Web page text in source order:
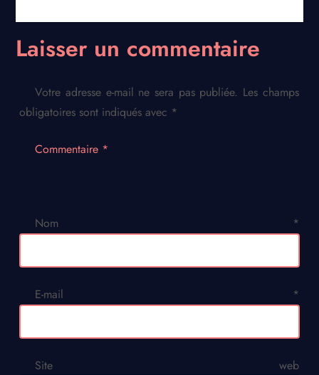
Laisser un commentaire
Votre adresse e-mail ne sera pas publiée. Les champs
obligatoires sont indiqués avec *
Commentaire *
Nom *
E-mail *
Site web